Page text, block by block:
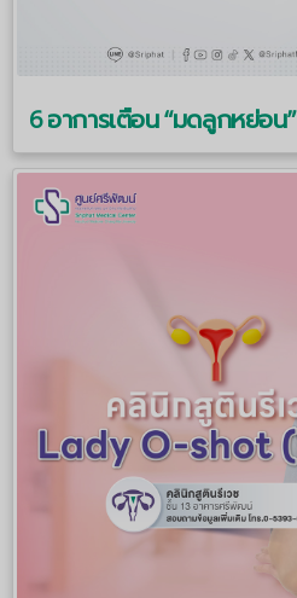
6 อาการเตือน “มดลูกหย่อน”